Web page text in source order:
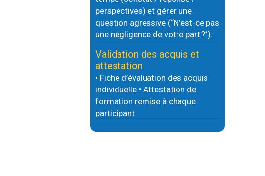
perspectives) et gérer une
question agressive (“N’est-ce pas
une négligence de votre part ?”).
Validation des acquis et
attestation
• Fiche d’évaluation des acquis
individuelle • Attestation de
formation remise à chaque
participant